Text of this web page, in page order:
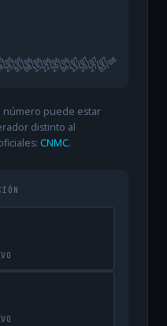
05
25/0501/0608/0615/0622/0629/0606/0713/0720/0727/07
03/08
puede estar
distinto al
CNMC.